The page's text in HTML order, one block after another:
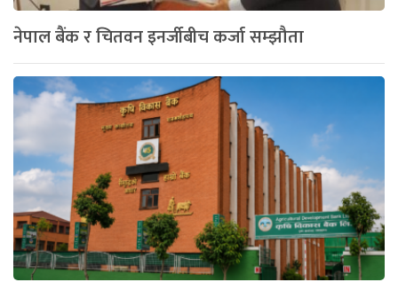
नेपाल बैंक र चितवन इनर्जीबीच कर्जा सम्झौता